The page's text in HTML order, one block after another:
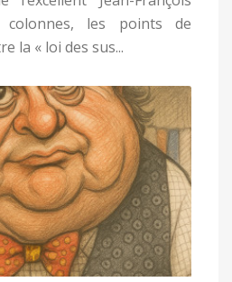
les points de
la « loi des sus...